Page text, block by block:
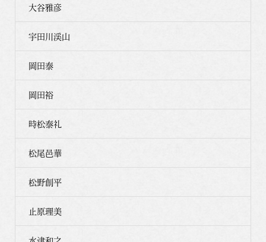
大谷雅彦
宇田川渓山
岡田泰
岡田裕
時松泰礼
松尾邑華
松野創平
止原理美